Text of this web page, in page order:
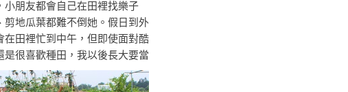
朋友都會自己在田裡找樂子
地瓜葉都難不倒她。假日到外
田裡忙到中午，但即使面對酷
很喜歡種田，我以後長大要當